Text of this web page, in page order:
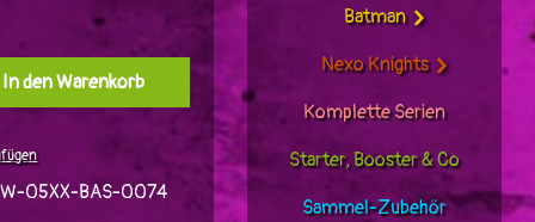
Batman
Nexo Knights
Komplette Serien
Starter, Booster & Co
Sammel-Zubehör
Gib den gewünschten Wert ein oder
In den Warenkorb
05XX-BAS-0074